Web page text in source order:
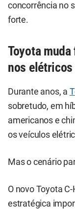
concorrência no
forte.
Toyota
nos elétricos
Durante anos, a
sobretudo, em
americanos e
os veículos
Mas o cenário
O novo Toyota
estratégica